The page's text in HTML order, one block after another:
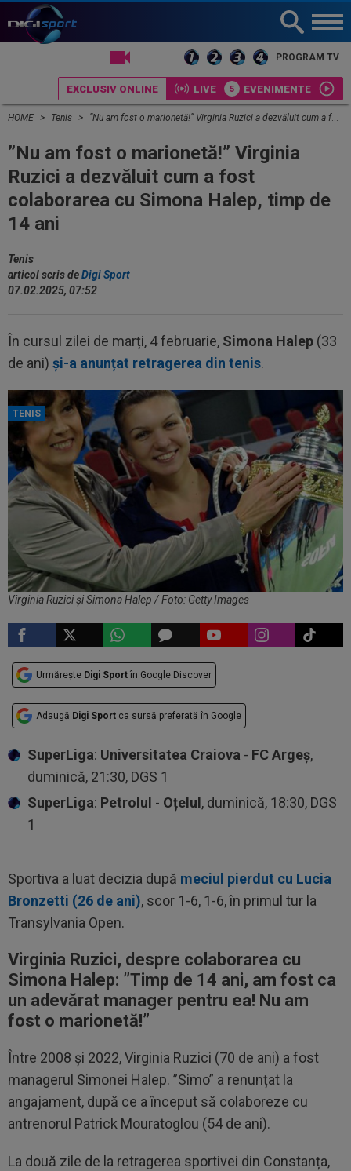
PROGRAM TV
EXCLUSIV ONLINE LIVE EVENIMENTE
HOME Tenis ”Nu am fost o marionetă!” Virginia Ruzici a dezvăluit cum a fost colaborarea cu Simona Halep, timp de 14 ani
”Nu am fost o marionetă!” Virginia
Ruzici a dezvăluit cum a fost
colaborarea cu Simona Halep, timp de
14 ani
Tenis
articol scris deDigi Sport
07.02.2025, 07:52
În cursul zilei de marți, 4 februarie, Simona Halep (33
de ani) și-a anunțat retragerea din tenis.
TENIS
Virginia Ruzici și Simona Halep / Foto: Getty Images
Urmărește Digi Sport în Google Discover
Adaugă Digi Sport ca sursă preferată în Google
SuperLiga: Universitatea Craiova - FC Argeș,
duminică, 21:30, DGS 1
SuperLiga: Petrolul - Oțelul, duminică, 18:30, DGS
1
Sportiva a luat decizia după meciul pierdut cu Lucia
Bronzetti (26 de ani), scor 1-6, 1-6, în primul tur la
Transylvania Open.
Virginia Ruzici, despre colaborarea cu
Simona Halep: ”Timp de 14 ani, am fost ca
un adevărat manager pentru ea! Nu am
fost o marionetă!”
Între 2008 și 2022, Virginia Ruzici (70 de ani) a fost
managerul Simonei Halep. ”Simo” a renunțat la
angajament, după ce a început să colaboreze cu
antrenorul Patrick Mouratoglou (54 de ani).
La două zile de la retragerea sportivei din Constanța,